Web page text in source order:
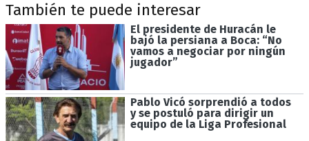
También te puede interesar
El presidente de Huracán le
bajó la persiana a Boca: “No
vamos a negociar por ningún
jugador”
Pablo Vicó sorprendió a todos
y se postuló para dirigir un
equipo de la Liga Profesional